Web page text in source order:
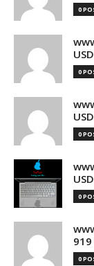
0
USD
0
USD
0
USD
0
919
0